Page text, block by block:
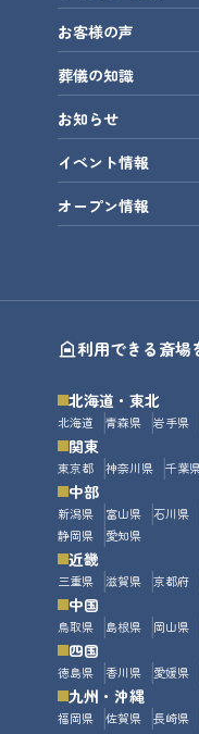
お客様の声
葬儀の知識
お知らせ
イベント情報
オープン情報
利用できる斎場
北海道・東北
北海道 青森県 岩手県
関東
東京都 神奈川県 千葉
中部
新潟県 富山県 石川県
静岡県
愛知県
近畿
三重県 滋賀県 京都府
中国
鳥取県 島根県 岡山県
四国
徳島県 香川県 愛媛県
九州・沖縄
福岡県 佐賀県 長崎県